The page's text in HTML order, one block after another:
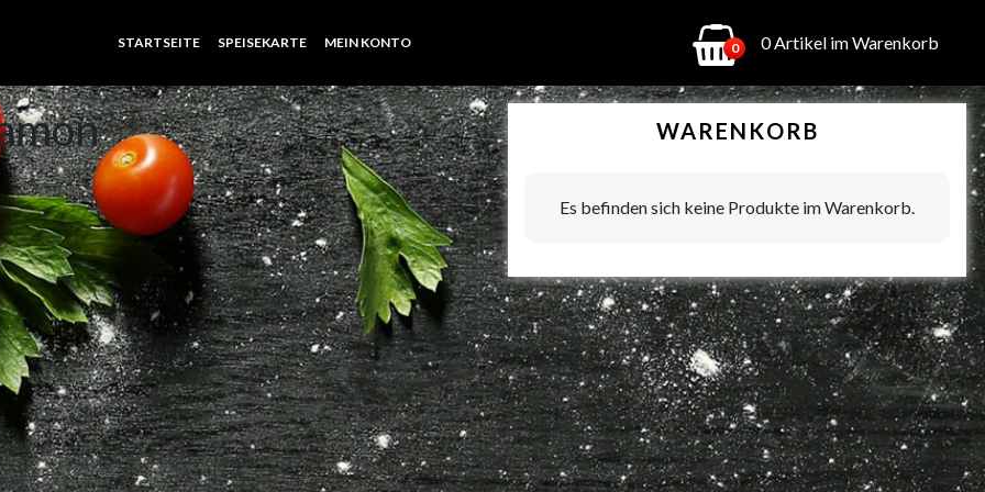
STARTSEITE SPEISEKARTE MEIN KONTO 0 0 Artikel im Warenkorb
WARENKORB
Es befinden sich keine Produkte im Warenkorb.